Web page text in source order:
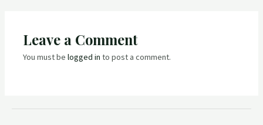
Leave a Comment
You must belogged in to post a comment.